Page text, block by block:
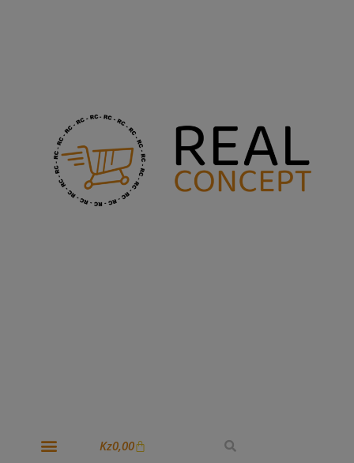
Kz0,00